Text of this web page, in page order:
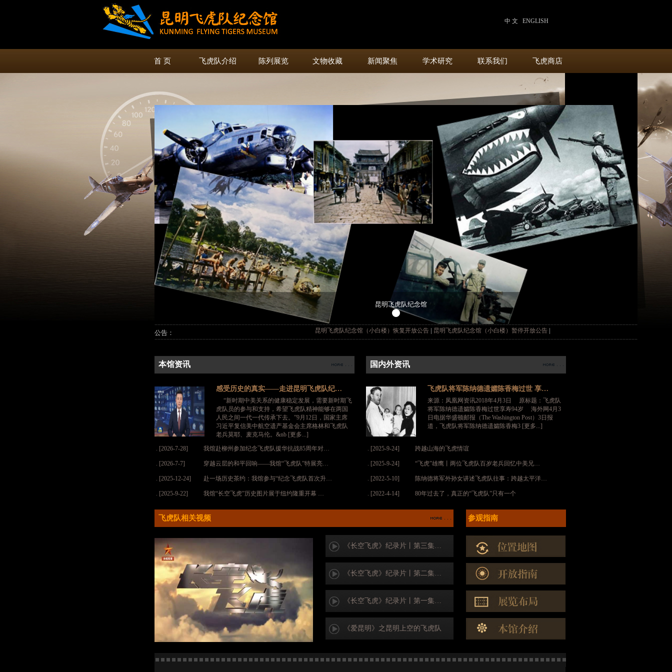
中 文 ENGLISH
首 页 飞虎队介绍 陈列展览 文物收藏 新闻聚焦 学术研究 联系我们 飞虎商店
昆明飞虎队纪念馆
公告： 昆明飞虎队纪念馆（小白楼）恢复开放公告|昆明飞虎队纪念馆（小白楼）暂停开放公告|9·3抗战胜利纪念日丨今晚《长空飞虎》纪录片央视首
本馆资讯
感受历史的真实——走进昆明飞虎队纪…
“新时期中美关系的健康稳定发展，需要新时期飞
虎队员的参与和支持，希望飞虎队精神能够在两国
人民之间一代一代传承下去。”9月12日，国家主席
习近平复信美中航空遗产基金会主席格林和飞虎队
老兵莫耶、麦克马伦。&nb [更多...]
. [2026-7-28]
我馆赴柳州参加纪念飞虎队援华抗战85周年对…
. [2026-7-7] 穿越云层的和平回响——我馆“飞虎队”特展亮…
. [2025-12-24] 赴一场历史茶约：我馆参与“纪念飞虎队首次升…
. [2025-9-22] 我馆“长空飞虎”历史图片展于纽约隆重开幕 …
国内外资讯
飞虎队将军陈纳德遗孀陈香梅过世 享…
来源：凤凰网资讯2018年4月3日 原标题：飞虎队
将军陈纳德遗孀陈香梅过世享寿94岁 海外网4月3
日电据华盛顿邮报（The Washington Post）3日报
道，飞虎队将军陈纳德遗孀陈香梅3 [更多...]
. [2025-9-24] 跨越山海的飞虎情谊
. [2025-9-24] “飞虎”雄鹰丨两位飞虎队百岁老兵回忆中美兄…
. [2022-5-10] 陈纳德将军外孙女讲述飞虎队往事：跨越太平洋…
. [2022-4-14] 80年过去了，真正的“飞虎队”只有一个
飞虎队相关视频
《长空飞虎》纪录片丨第三集…
《长空飞虎》纪录片丨第二集…
《长空飞虎》纪录片丨第一集…
《爱昆明》之昆明上空的飞虎队
参观指南